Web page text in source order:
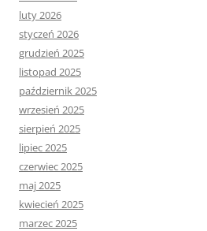
luty 2026
styczeń 2026
grudzień 2025
listopad 2025
październik 2025
wrzesień 2025
sierpień 2025
lipiec 2025
czerwiec 2025
maj 2025
kwiecień 2025
marzec 2025